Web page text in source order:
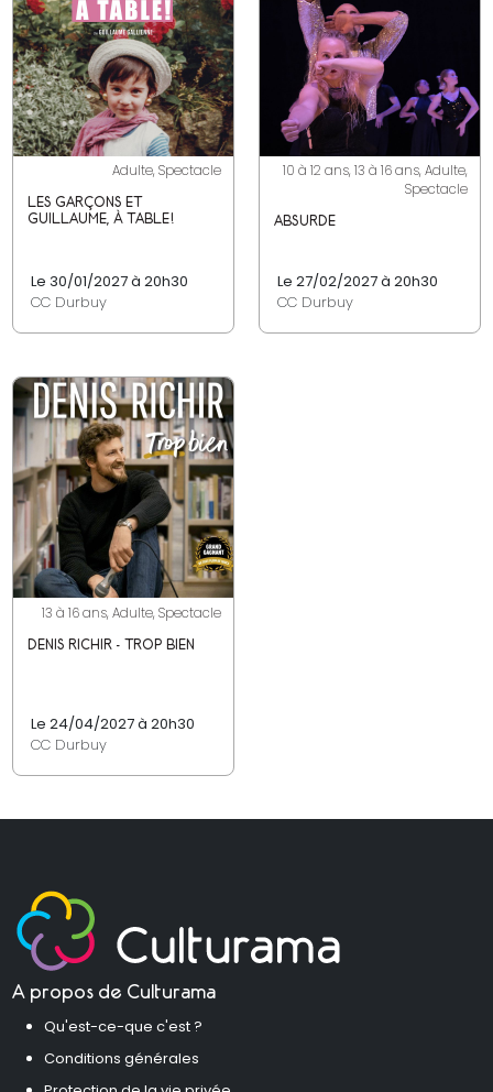
Adulte, Spectacle
LES GARÇONS ET
GUILLAUME, À TABLE!
Le 30/01/2027 à 20h30
CC Durbuy
10 à 12 ans, 13 à 16 ans, Adulte,
Spectacle
ABSURDE
Le 27/02/2027 à 20h30
CC Durbuy
13 à 16 ans, Adulte, Spectacle
DENIS RICHIR - TROP BIEN
Le 24/04/2027 à 20h30
CC Durbuy
A propos de Culturama
Qu'est-ce-que c'est ?
Conditions générales